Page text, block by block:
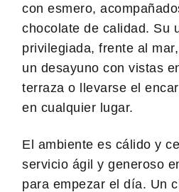
con esmero,
chocolate de calidad. Su
privilegiada, frente al
un desayuno con vistas
terraza o llevarse el
en cualquier lugar.
El ambiente es cálido y
servicio ágil y generoso
para empezar el día. Un